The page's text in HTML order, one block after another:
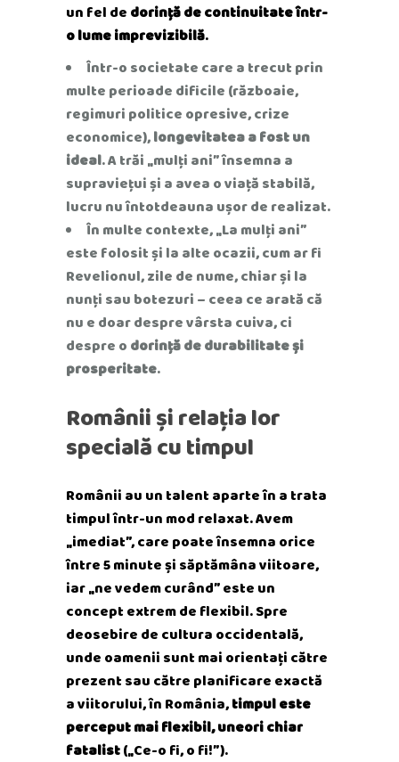
un fel de dorință de continuitate într-
o lume imprevizibilă.
Într-o societate care a trecut prin
multe perioade dificile (războaie,
regimuri politice opresive, crize
economice),longevitatea a fost un
ideal. A trăi „mulți ani” însemna a
supraviețui și a avea o viață stabilă,
lucru nu întotdeauna ușor de realizat.
În multe contexte, „La mulți ani”
este folosit și la alte ocazii, cum ar fi
Revelionul, zile de nume, chiar și la
nunți sau botezuri – ceea ce arată că
nu e doar despre vârsta cuiva, ci
despre o dorință de durabilitate și
prosperitate.
Românii și relația lor
specială cu timpul
Românii au un talent aparte în a trata
timpul într-un mod relaxat. Avem
„imediat”, care poate însemna orice
între 5 minute și săptămâna viitoare,
iar „ne vedem curând” este un
concept extrem de flexibil. Spre
deosebire de cultura occidentală,
unde oamenii sunt mai orientați către
prezent sau către planificare exactă
a viitorului, în România,timpul este
perceput mai flexibil, uneori chiar
fatalist(„Ce-o fi, o fi!”).